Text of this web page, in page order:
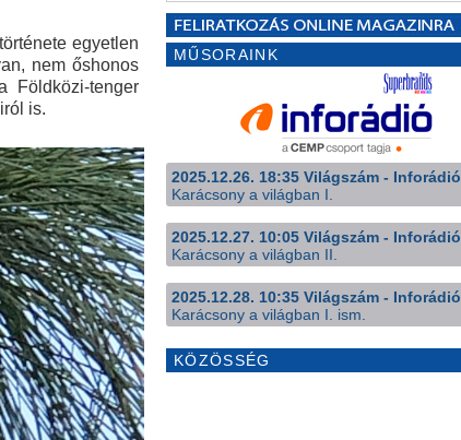
egyetlen
nem őshonos
Földközi-tenger
is.
MŰSORAINK
2025.12.26. 18:35 Világszám - Inforádió
Karácsony a világban I.
2025.12.27. 10:05 Világszám - Inforádió
Karácsony a világban II.
2025.12.28. 10:35 Világszám - Inforádió
Karácsony a világban I. ism.
KÖZÖSSÉG